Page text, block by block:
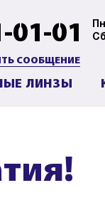
01-01
Сб
СООБЩЕНИЕ
ЛИНЗЫ